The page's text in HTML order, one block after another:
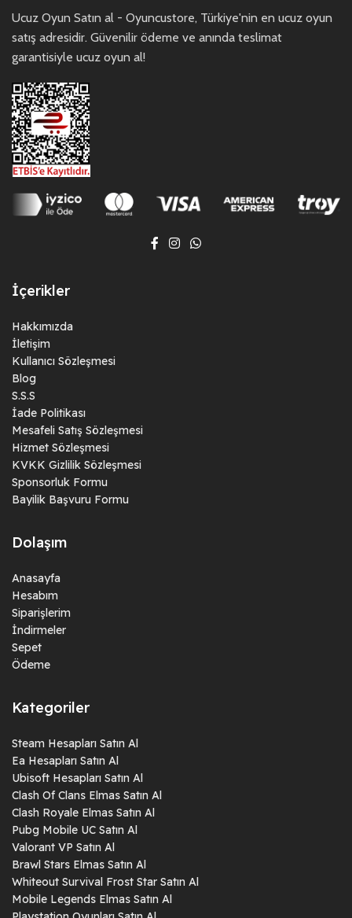
Ucuz Oyun Satın al - Oyuncustore, Türkiye'nin en ucuz oyun
satış adresidir. Güvenilir ödeme ve anında teslimat
garantisiyle ucuz oyun al!
İçerikler
Hakkımızda
İletişim
Kullanıcı Sözleşmesi
Blog
S.S.S
İade Politikası
Mesafeli Satış Sözleşmesi
Hizmet Sözleşmesi
KVKK Gizlilik Sözleşmesi
Sponsorluk Formu
Bayilik Başvuru Formu
Dolaşım
Anasayfa
Hesabım
Siparişlerim
İndirmeler
Sepet
Ödeme
Kategoriler
Steam Hesapları Satın Al
Ea Hesapları Satın Al
Ubisoft Hesapları Satın Al
Clash Of Clans Elmas Satın Al
Clash Royale Elmas Satın Al
Pubg Mobile UC Satın Al
Valorant VP Satın Al
Brawl Stars Elmas Satın Al
Whiteout Survival Frost Star Satın Al
Mobile Legends Elmas Satın Al